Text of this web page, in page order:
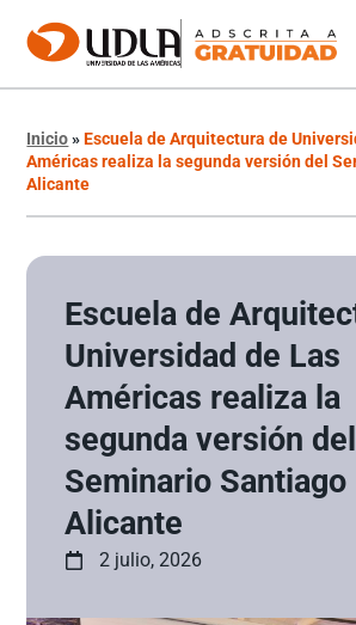
Inicio»Escuela de Arquitectura de
Américas realiza la segunda versión del
Alicante
Escuela de
Universidad de Las
Américas realiza la
segunda versión del
Seminario Santiago
Alicante
2 julio, 2026